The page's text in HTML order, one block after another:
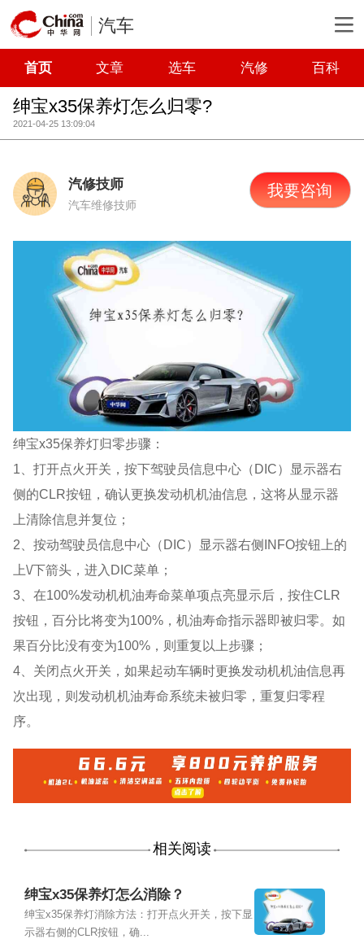
汽车
首页 文章 选车 汽修 百科
绅宝x35保养灯怎么归零?
2021-04-25 13:09:04
汽修技师
汽车维修技师
我要咨询
绅宝x35保养灯归零步骤：
1、打开点火开关，按下驾驶员信息中心（DIC）显示器右
侧的CLR按钮，确认更换发动机机油信息，这将从显示器
上清除信息并复位；
2、按动驾驶员信息中心（DIC）显示器右侧INFO按钮上的
上\/下箭头，进入DIC菜单；
3、在100%发动机机油寿命菜单项点亮显示后，按住CLR
按钮，百分比将变为100%，机油寿命指示器即被归零。如
果百分比没有变为100%，则重复以上步骤；
4、关闭点火开关，如果起动车辆时更换发动机机油信息再
次出现，则发动机机油寿命系统未被归零，重复归零程
序。
相关阅读
绅宝x35保养灯怎么消除？
绅宝x35保养灯消除方法：打开点火开关，按下显
示器右侧的CLR按钮，确...